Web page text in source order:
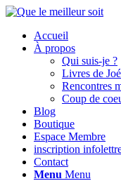
Accueil
À propos
Qui suis-je ?
Livres de
Rencontres
Coup de
Blog
Boutique
Espace Membre
inscription
Contact
Menu Menu